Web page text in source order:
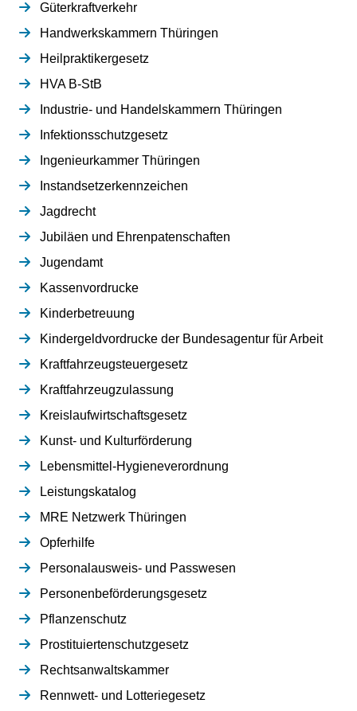
Güterkraftverkehr
Handwerkskammern Thüringen
Heilpraktikergesetz
HVA B-StB
Industrie- und Handelskammern Thüringen
Infektionsschutzgesetz
Ingenieurkammer Thüringen
Instandsetzerkennzeichen
Jagdrecht
Jubiläen und Ehrenpatenschaften
Jugendamt
Kassenvordrucke
Kinderbetreuung
Kindergeldvordrucke der Bundesagentur für Arbeit
Kraftfahrzeugsteuergesetz
Kraftfahrzeugzulassung
Kreislaufwirtschaftsgesetz
Kunst- und Kulturförderung
Lebensmittel-Hygieneverordnung
Leistungskatalog
MRE Netzwerk Thüringen
Opferhilfe
Personalausweis- und Passwesen
Personenbeförderungsgesetz
Pflanzenschutz
Prostituiertenschutzgesetz
Rechtsanwaltskammer
Rennwett- und Lotteriegesetz